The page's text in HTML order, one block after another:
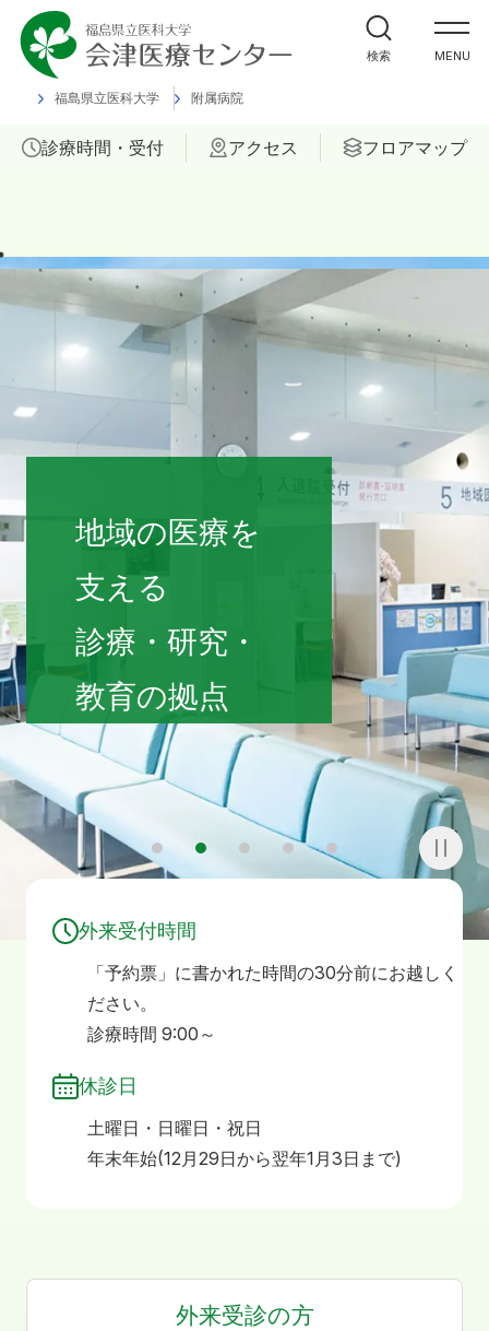
福島県立医科大学 附属病院
MENU
外来受診の方
入院・ご面会の方
診療科
当院について
医療関係者の方へ
診療時間・受付 アクセス フロアマップ
検索
福島県立医科大学 会津診療セン
地域の医療を
支える
診療・研究・
教育の拠点
3 5
外来受付時間
「予約票」に書かれた時間の30分前にお越しく
ださい。
診療時間 9:00～
休診日
土曜日・日曜日・祝日
年末年始(12月29日から翌年1月3日まで)
外来受診の方